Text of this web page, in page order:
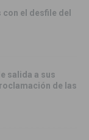
el desfile del
salida a sus
de las